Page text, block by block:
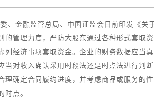
金融监管总局、中国证监会日前印发《关于
的管理力度，严防大股东通过各种形式套取
列经济事项套取资金。企业的财务数据应当
对收入确认采用时段法还是时点法进行判断
理确定合同履约进度，并考虑商品或服务的
时点。